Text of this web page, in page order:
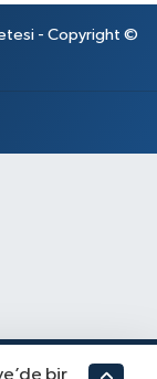
- Copyright ©
bir